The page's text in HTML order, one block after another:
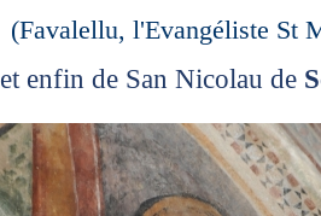
(Favalellu, l'Evangéliste St
et enfin de San Nicolau de